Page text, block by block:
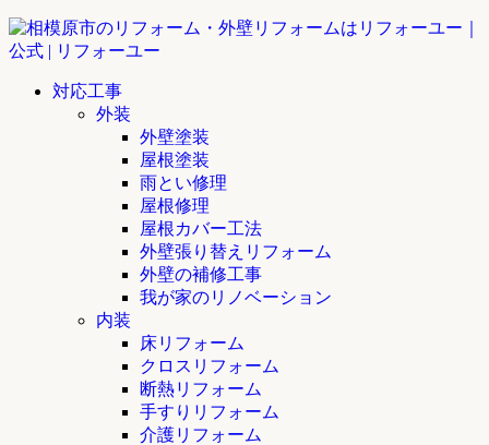
対応工事
外装
外壁塗装
屋根塗装
雨とい修理
屋根修理
屋根カバー工法
外壁張り替えリフォーム
外壁の補修工事
我が家のリノベーション
内装
床リフォーム
クロスリフォーム
断熱リフォーム
手すりリフォーム
介護リフォーム